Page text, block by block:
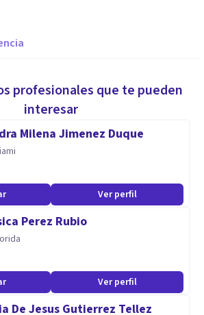
profesionales que te pueden
interesar
Milena Jimenez Duque
Ver perfil
Perez Rubio
Ver perfil
De Jesus Gutierrez Tellez